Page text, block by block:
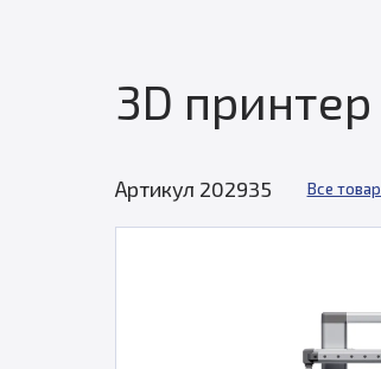
3D принтер
Артикул 202935 Все